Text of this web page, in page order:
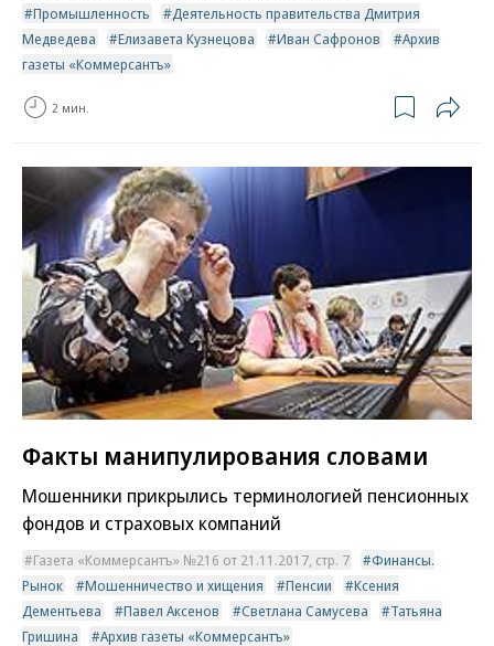
Промышленность
Деятельность правительства Дмитрия
Медведева
Елизавета Кузнецова Иван Сафронов
Архив
газеты «Коммерсантъ»
2 мин.
Факты манипулирования словами
Мошенники прикрылись терминологией пенсионных
фондов и страховых компаний
Газета «Коммерсантъ» №216 от 21.11.2017, стр. 7
Финансы.
Рынок
Мошенничество и хищения Пенсии
Ксения
Дементьева
Павел Аксенов Светлана Самусева
Татьяна
Гришина
Архив газеты «Коммерсантъ»